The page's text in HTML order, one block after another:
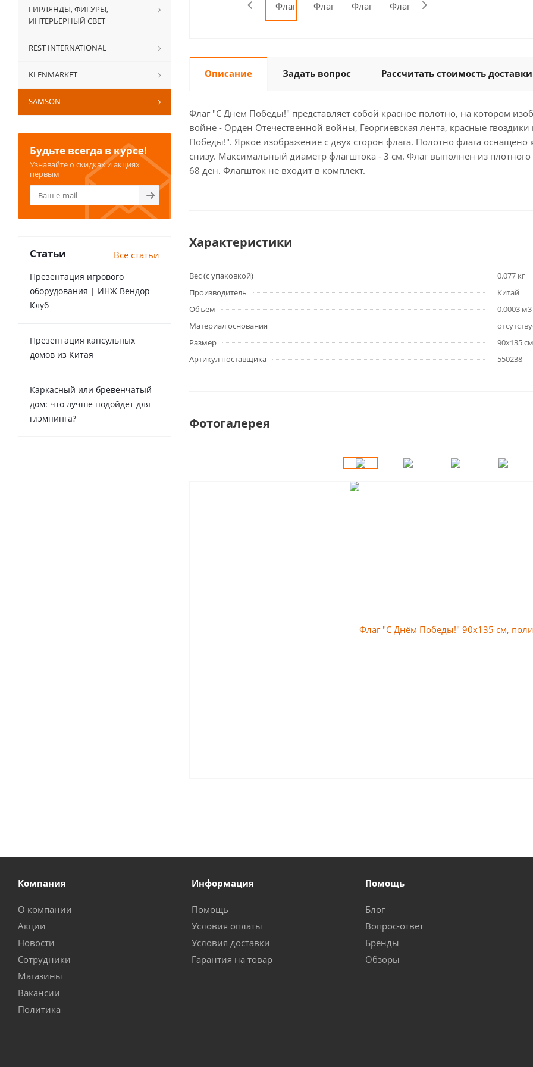
Описание Задать вопрос Рассчитать стоимость доставки
Флаг "С Днем Победы!" представляет собой красное полотно, на котором
войне - Орден Отечественной войны, Георгиевская лента, красные
Победы!". Яркое изображение с двух сторон флага. Полотно флага
снизу. Максимальный диаметр флагштока - 3 см. Флаг выполнен из плотного
68 ден. Флагшток не входит в комплект.
Характеристики
Вес (с упаковкой)
0.077 кг
Производитель
Китай
Объем
0.0003 м3
Материал основания
Размер
90х135 см
Артикул поставщика
550238
Фотогалерея
ГИРЛЯНДЫ, ФИГУРЫ,
ИНТЕРЬЕРНЫЙ СВЕТ
REST INTERNATIONAL
KLENMARKET
SAMSON
Будьте всегда в курсе!
Узнавайте о скидках и акциях
первым
Статьи Все статьи
Презентация игрового
оборудования | ИНЖ Вендор
Клуб
Презентация капсульных
домов из Китая
Каркасный или бревенчатый
дом: что лучше подойдет для
глэмпинга?
Компания
О компании
Акции
Новости
Сотрудники
Магазины
Вакансии
Политика
Информация
Помощь
Условия оплаты
Условия доставки
Гарантия на товар
Помощь
Блог
Вопрос-ответ
Бренды
Обзоры